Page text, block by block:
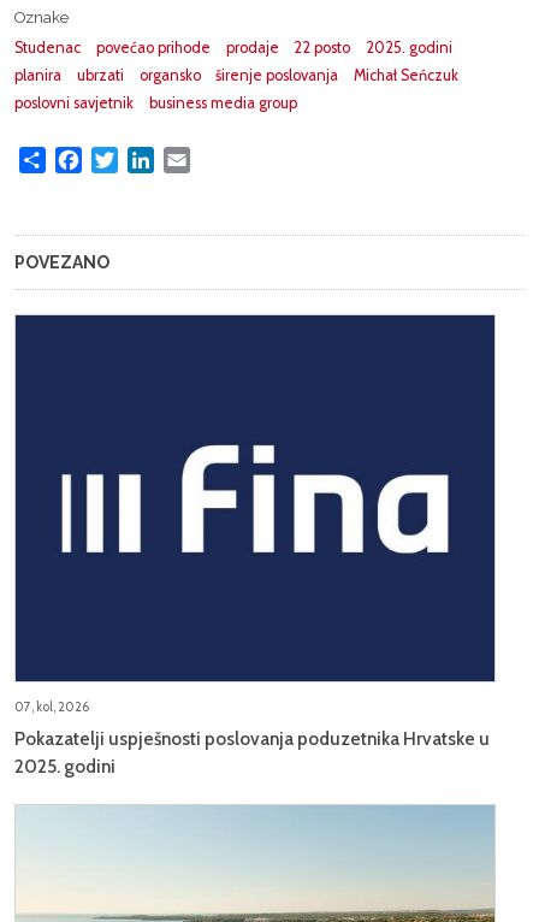
Oznake
Studenac
povećao prihode prodaje 22 posto
2025. godini
planira
ubrzati organsko širenje poslovanja
Michał Seńczuk
poslovni savjetnik
business media group
Share FacebookTwitterLinkedIn
POVEZANO
07, kol, 2026
Pokazatelji uspješnosti poslovanja poduzetnika Hrvatske u
2025. godini